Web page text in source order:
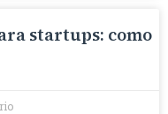
startups: como